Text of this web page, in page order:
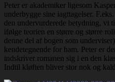
Peter er akademiker ligesom
underbygge sine iagttagelser.
den undervurderede betydning, vi
ifølge teorien en større og større
denne del af bogen som
kendetegnende for ham. Peter er
indskriver romanen sig i en den
Indtil kløften bliver stor nok og